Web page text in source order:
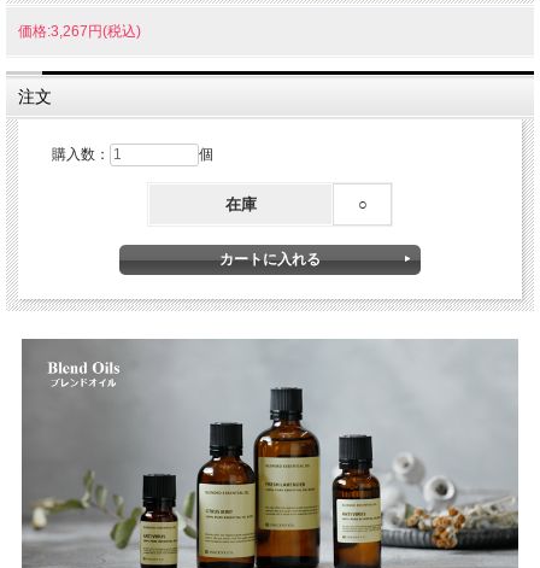
価格:3,267円(税込)
注文
購入数： 個
在庫 ○